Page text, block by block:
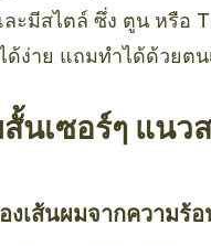
ะมีสไตล์ ซึ่ง ตูน หรือ
ง่าย แถมทำได้ด้วยตน
นเซอร์ๆ แนว
งเส้นผมจากความร้